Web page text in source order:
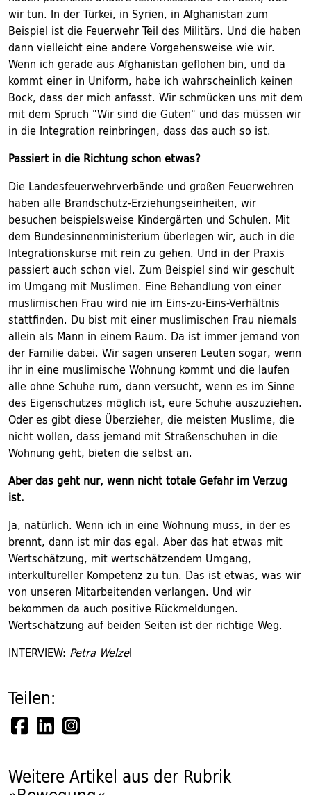
wir tun. In der Türkei, in Syrien, in Afghanistan zum
Beispiel ist die Feuerwehr Teil des Militärs. Und die haben
dann vielleicht eine andere Vorgehensweise wie wir.
Wenn ich gerade aus Afghanistan geflohen bin, und da
kommt einer in Uniform, habe ich wahrscheinlich keinen
Bock, dass der mich anfasst. Wir schmücken uns mit dem
mit dem Spruch "Wir sind die Guten" und das müssen wir
in die Integration reinbringen, dass das auch so ist.
Passiert in die Richtung schon etwas?
Die Landesfeuerwehrverbände und großen Feuerwehren
haben alle Brandschutz-Erziehungseinheiten, wir
besuchen beispielsweise Kindergärten und Schulen. Mit
dem Bundesinnenministerium überlegen wir, auch in die
Integrationskurse mit rein zu gehen. Und in der Praxis
passiert auch schon viel. Zum Beispiel sind wir geschult
im Umgang mit Muslimen. Eine Behandlung von einer
muslimischen Frau wird nie im Eins-zu-Eins-Verhältnis
stattfinden. Du bist mit einer muslimischen Frau niemals
allein als Mann in einem Raum. Da ist immer jemand von
der Familie dabei. Wir sagen unseren Leuten sogar, wenn
ihr in eine muslimische Wohnung kommt und die laufen
alle ohne Schuhe rum, dann versucht, wenn es im Sinne
des Eigenschutzes möglich ist, eure Schuhe auszuziehen.
Oder es gibt diese Überzieher, die meisten Muslime, die
nicht wollen, dass jemand mit Straßenschuhen in die
Wohnung geht, bieten die selbst an.
Aber das geht nur, wenn nicht totale Gefahr im Verzug
ist.
Ja, natürlich. Wenn ich in eine Wohnung muss, in der es
brennt, dann ist mir das egal. Aber das hat etwas mit
Wertschätzung, mit wertschätzendem Umgang,
interkultureller Kompetenz zu tun. Das ist etwas, was wir
von unseren Mitarbeitenden verlangen. Und wir
bekommen da auch positive Rückmeldungen.
Wertschätzung auf beiden Seiten ist der richtige Weg.
INTERVIEW: Petra Welzel
Teilen:
Weitere Artikel aus der Rubrik